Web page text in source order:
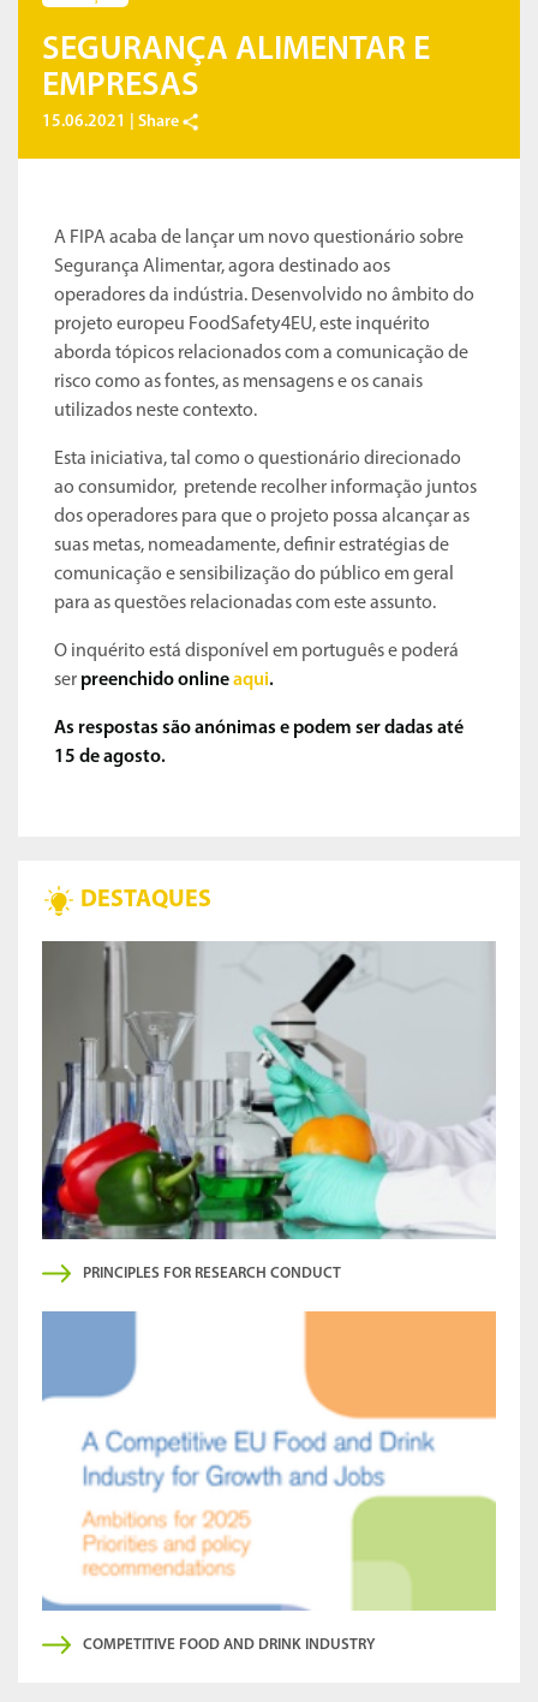
SEGURANÇA ALIMENTAR E
EMPRESAS
15.06.2021 | Share
A FIPA acaba de lançar um novo questionário sobre
Segurança Alimentar, agora destinado aos
operadores da indústria. Desenvolvido no âmbito do
projeto europeu FoodSafety4EU, este inquérito
aborda tópicos relacionados com a comunicação de
risco como as fontes, as mensagens e os canais
utilizados neste contexto.
Esta iniciativa, tal como o questionário direcionado
ao consumidor, pretende recolher informação juntos
dos operadores para que o projeto possa alcançar as
suas metas, nomeadamente, definir estratégias de
comunicação e sensibilização do público em geral
para as questões relacionadas com este assunto.
O inquérito está disponível em português e poderá
ser preenchido onlineaqui.
As respostas são anónimas e podem ser dadas até
15 de agosto.
DESTAQUES
PRINCIPLES FOR RESEARCH CONDUCT
COMPETITIVE FOOD AND DRINK INDUSTRY